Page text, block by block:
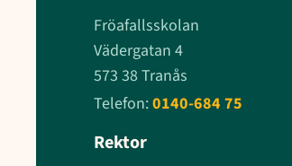
Fröafallsskolan
Vädergatan 4
573 38 Tranås
Telefon:0140-684 75
Rektor